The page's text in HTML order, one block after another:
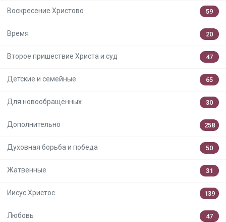
Воскресение Христово 59
Время 20
Второе пришествие Христа и суд 47
Детские и семейные 65
Для новообращённых 30
Дополнительно 258
Духовная борьба и победа 50
Жатвенные 31
Иисус Христос 139
Любовь 47